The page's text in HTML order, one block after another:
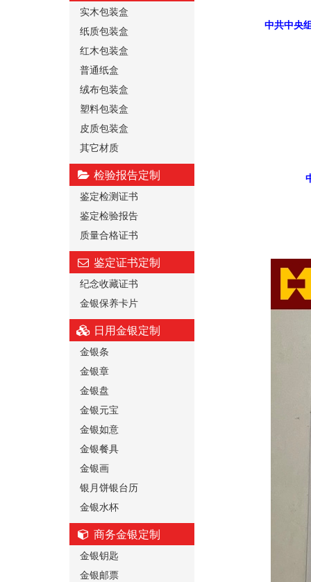
实木包装盒
纸质包装盒
红木包装盒
普通纸盒
绒布包装盒
塑料包装盒
皮质包装盒
其它材质
检验报告定制
鉴定检测证书
鉴定检验报告
质量合格证书
鉴定证书定制
纪念收藏证书
金银保养卡片
日用金银定制
金银条
金银章
金银盘
金银元宝
金银如意
金银餐具
金银画
银月饼银台历
金银水杯
商务金银定制
金银钥匙
金银邮票
中共中央